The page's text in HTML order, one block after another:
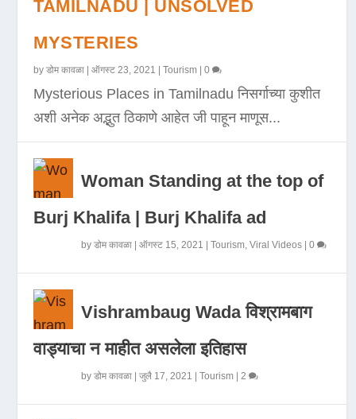
TAMILNADU | UNSOLVED
MYSTERIES
byडोम कावळा |ऑगस्ट 23, 2021 |Tourism |0
Mysterious Places in Tamilnadu निसर्गाच्या कुशीत
अशी अनेक अद्भुत ठिकाणे आहेत जी पाहून माणूस...
Woman Standing at the top of
Burj Khalifa | Burj Khalifa ad
byडोम कावळा |ऑगस्ट 15, 2021 |Tourism,Viral Videos |0
Vishrambaug Wada विश्रामबाग
वाड्याचा न माहीत असलेला इतिहास
byडोम कावळा |जुलै 17, 2021 |Tourism |2